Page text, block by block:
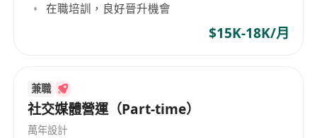
在職培訓，良好晉升機會
$15K-18K/月
兼職
社交媒體營運（Part-time）
萬年設計